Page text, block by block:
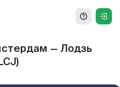
— Лодзь